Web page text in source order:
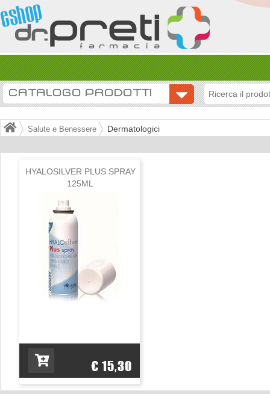
CATALOGO PRODOTTI
Salute e Benessere Dermatologici
HYALOSILVER PLUS SPRAY
125ML
€ 15,30